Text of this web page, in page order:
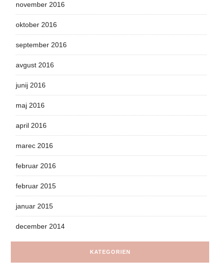
november 2016
oktober 2016
september 2016
avgust 2016
junij 2016
maj 2016
april 2016
marec 2016
februar 2016
februar 2015
januar 2015
december 2014
KATEGORIEN